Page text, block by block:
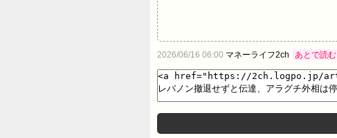
2026/06/16 06:00 マネーライフ2ch あとで読む